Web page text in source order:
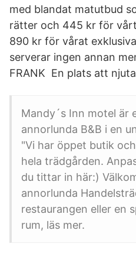
med blandat matutbud
rätter och 445 kr för
890 kr för vårat
serverar ingen annan
FRANK En plats att
Mandy´s Inn motel är
annorlunda B&B i en
"Vi har öppet butik
hela trädgården.
du tittar in här:)
annorlunda
restaurangen eller en
rum, läs mer.